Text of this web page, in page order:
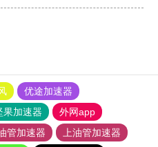
优途加速器
果加速器
外网app
管加速器
上油管加速器